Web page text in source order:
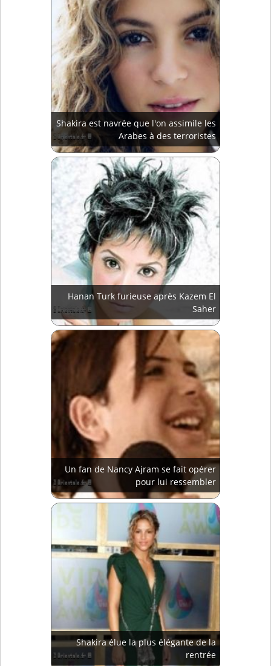
Shakira est navrée que l'on assimile les
Arabes à des terroristes
Hanan Turk furieuse après Kazem El
Saher
Un fan de Nancy Ajram se fait opérer
pour lui ressembler
Shakira élue la plus élégante de la
rentrée